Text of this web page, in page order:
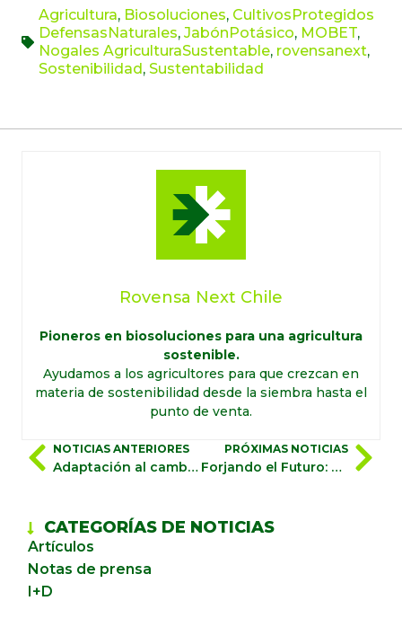
Agricultura, Biosoluciones, CultivosProtegidos
DefensasNaturales, JabónPotásico, MOBET,
Nogales AgriculturaSustentable, rovensanext,
Sostenibilidad, Sustentabilidad
Rovensa Next Chile
Pioneros en biosoluciones para una agricultura
sostenible.
Ayudamos a los agricultores para que crezcan en
materia de sostenibilidad desde la siembra hasta el
punto de venta.
NOTICIAS ANTERIORES
Adaptación al cambio climático en la agricultura: estrategias para un futuro resiliente
PRÓXIMAS NOTICIAS
Forjando el Futuro: La Contribución y la Voz de las Mujeres en Rovensa Next
CATEGORÍAS DE NOTICIAS
Artículos
Notas de prensa
I+D